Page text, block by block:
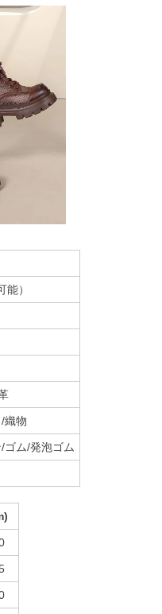
能）
織物
ゴム/発泡ゴム